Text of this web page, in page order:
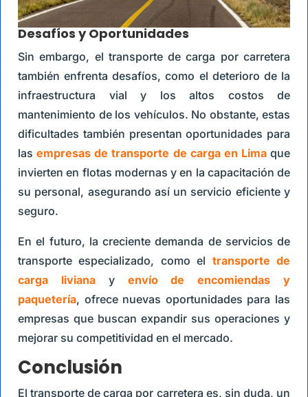
Desafíos y Oportunidades
Sin embargo, el transporte de carga por carretera
también enfrenta desafíos, como el deterioro de la
infraestructura vial y los altos costos de
mantenimiento de los vehículos. No obstante, estas
dificultades también presentan oportunidades para
lasempresas de transporte de carga en Limaque
invierten en flotas modernas y en la capacitación de
su personal, asegurando así un servicio eficiente y
seguro.
En el futuro, la creciente demanda de servicios de
transporte especializado, como el transporte de
carga livianay envío de encomiendas y
paquetería, ofrece nuevas oportunidades para las
empresas que buscan expandir sus operaciones y
mejorar su competitividad en el mercado.
Conclusión
El transporte de carga por carretera es, sin duda, un